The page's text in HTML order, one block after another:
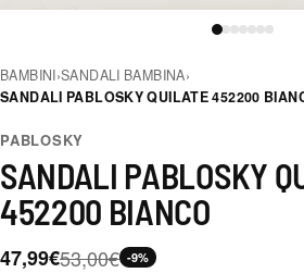
BAMBINI›SANDALI BAMBINA›
SANDALI PABLOSKY QUILATE 452200
PABLOSKY
SANDALI PABLOSKY
452200 BIANCO
47,99€53,00€ -9%